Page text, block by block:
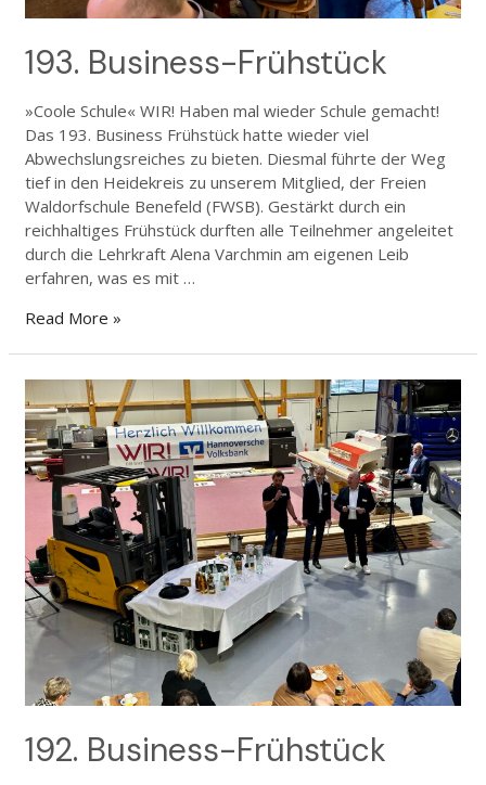
193. Business-Frühstück
»Coole Schule« WIR! Haben mal wieder Schule gemacht!
Das 193. Business Frühstück hatte wieder viel
Abwechslungsreiches zu bieten. Diesmal führte der Weg
tief in den Heidekreis zu unserem Mitglied, der Freien
Waldorfschule Benefeld (FWSB). Gestärkt durch ein
reichhaltiges Frühstück durften alle Teilnehmer angeleitet
durch die Lehrkraft Alena Varchmin am eigenen Leib
erfahren, was es mit …
Read More »
192. Business-Frühstück